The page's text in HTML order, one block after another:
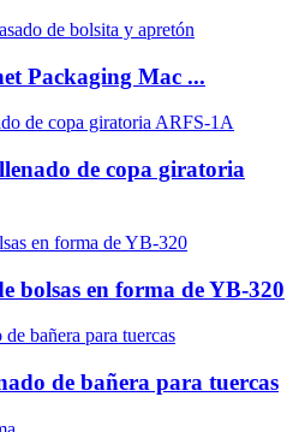
Packaging Mac ...
de copa giratoria
bolsas en forma de YB-320
de bañera para tuercas